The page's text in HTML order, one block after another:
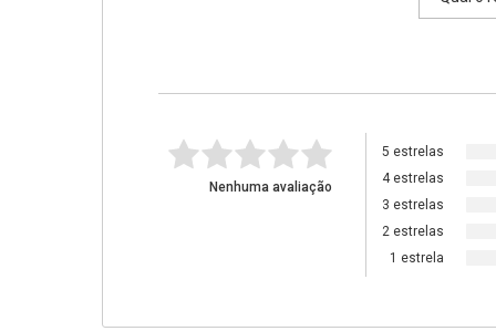
Nenhuma avaliação
5 estrelas
4 estrelas
3 estrelas
2 estrelas
1 estrela